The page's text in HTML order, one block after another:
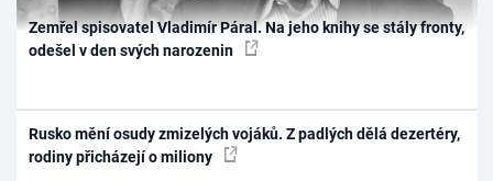
Zemřel spisovatel Vladimír Páral. Na jeho knihy se stály fronty,
odešel v den svých narozenin
Rusko mění osudy zmizelých vojáků. Z padlých dělá dezertéry,
rodiny přicházejí o miliony